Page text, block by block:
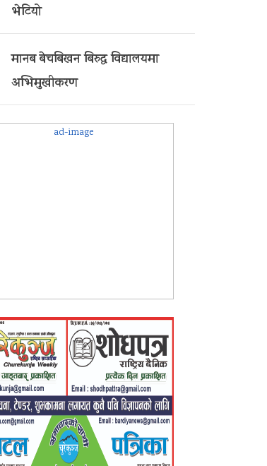
भेटियो
मानब बेचबिखन बिरुद्ध विद्यालयमा
अभिमुखीकरण